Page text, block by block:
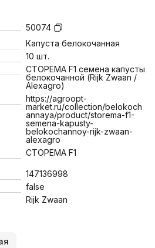
50074
Капуста белокочанная
10 шт.
СТОРЕМА F1 семена капусты
белокочанной (Rijk Zwaan /
Alexagro)
https://agroopt-
market.ru/collection/belokoch
annaya/product/storema-f1-
semena-kapusty-
belokochannoy-rijk-zwaan-
alexagro
СТОРЕМА F1
147136998
false
Rijk Zwaan